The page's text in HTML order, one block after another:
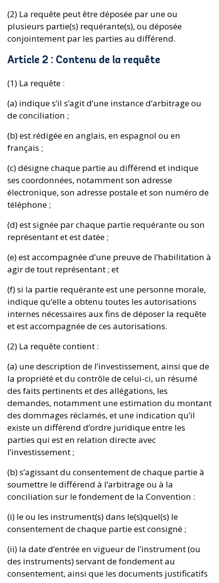
(2) La requête peut être déposée par une ou
plusieurs partie(s) requérante(s), ou déposée
conjointement par les parties au différend.
Article 2 : Contenu de la requête
(1) La requête :
(a) indique s’il s’agit d’une instance d’arbitrage ou
de conciliation ;
(b) est rédigée en anglais, en espagnol ou en
français ;
(c) désigne chaque partie au différend et indique
ses coordonnées, notamment son adresse
électronique, son adresse postale et son numéro de
téléphone ;
(d) est signée par chaque partie requérante ou son
représentant et est datée ;
(e) est accompagnée d’une preuve de l’habilitation à
agir de tout représentant ; et
(f) si la partie requérante est une personne morale,
indique qu’elle a obtenu toutes les autorisations
internes nécessaires aux fins de déposer la requête
et est accompagnée de ces autorisations.
(2) La requête contient :
(a) une description de l’investissement, ainsi que de
la propriété et du contrôle de celui-ci, un résumé
des faits pertinents et des allégations, les
demandes, notamment une estimation du montant
des dommages réclamés, et une indication qu’il
existe un différend d’ordre juridique entre les
parties qui est en relation directe avec
l’investissement ;
(b) s’agissant du consentement de chaque partie à
soumettre le différend à l’arbitrage ou à la
conciliation sur le fondement de la Convention :
(i) le ou les instrument(s) dans le(s)quel(s) le
consentement de chaque partie est consigné ;
(ii) la date d’entrée en vigueur de l’instrument (ou
des instruments) servant de fondement au
consentement, ainsi que les documents justificatifs